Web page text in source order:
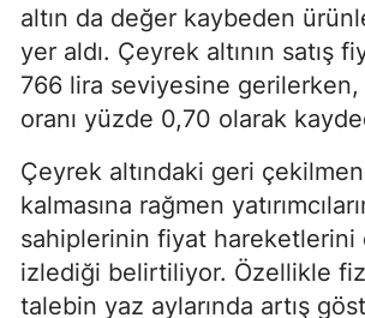
altın da değer kaybeden
yer aldı. Çeyrek altının satış
766 lira seviyesine
oranı yüzde 0,70 olarak
Çeyrek altındaki geri
kalmasına rağmen
sahiplerinin fiyat hareketlerini
izlediği belirtiliyor. Özellikle
talebin yaz aylarında artış